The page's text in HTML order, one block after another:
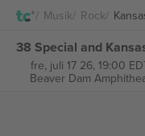
Musik Rock
38 Special and
fre, juli 17 26, 19:00
Beaver Dam